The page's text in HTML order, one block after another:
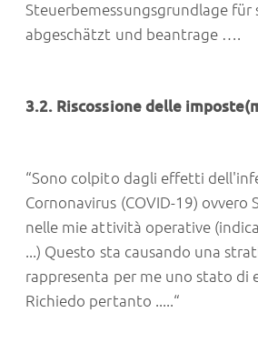
Steuerbemessungsgrundlage für
abgeschätzt und beantrage ….
3.2. Riscossione delle
“Sono colpito dagli effetti
Cornonavirus (COVID-19) ovvero
nelle mie attività operative
...) Questo sta causando una
rappresenta per me uno stato di
Richiedo pertanto .....“